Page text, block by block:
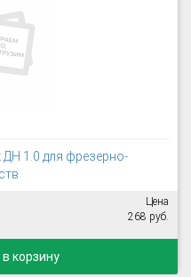
ДН 1.0 для фрезерно-
Цена
268 руб.
корзину